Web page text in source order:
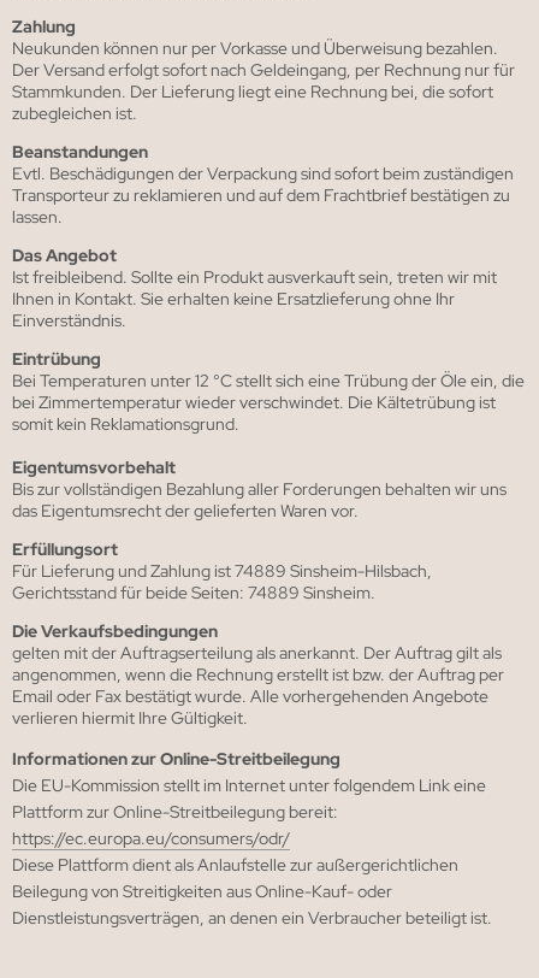
Zahlung
Neukunden können nur per Vorkasse und Überweisung bezahlen.
Der Versand erfolgt sofort nach Geldeingang, per Rechnung nur für
Stammkunden. Der Lieferung liegt eine Rechnung bei, die sofort
zubegleichen ist.
Beanstandungen
Evtl. Beschädigungen der Verpackung sind sofort beim zuständigen
Transporteur zu reklamieren und auf dem Frachtbrief bestätigen zu
lassen.
Das Angebot
Ist freibleibend. Sollte ein Produkt ausverkauft sein, treten wir mit
Ihnen in Kontakt. Sie erhalten keine Ersatzlieferung ohne Ihr
Einverständnis.
Eintrübung
Bei Temperaturen unter 12 °C stellt sich eine Trübung der Öle ein, die
bei Zimmertemperatur wieder verschwindet. Die Kältetrübung ist
somit kein Reklamationsgrund.
Eigentumsvorbehalt
Bis zur vollständigen Bezahlung aller Forderungen behalten wir uns
das Eigentumsrecht der gelieferten Waren vor.
Erfüllungsort
Für Lieferung und Zahlung ist 74889 Sinsheim-Hilsbach,
Gerichtsstand für beide Seiten: 74889 Sinsheim.
Die Verkaufsbedingungen
gelten mit der Auftragserteilung als anerkannt. Der Auftrag gilt als
angenommen, wenn die Rechnung erstellt ist bzw. der Auftrag per
Email oder Fax bestätigt wurde. Alle vorhergehenden Angebote
verlieren hiermit Ihre Gültigkeit.
Informationen zur Online-Streitbeilegung
Die EU-Kommission stellt im Internet unter folgendem Link eine
Plattform zur Online-Streitbeilegung bereit:
https://ec.europa.eu/consumers/odr/
Diese Plattform dient als Anlaufstelle zur außergerichtlichen
Beilegung von Streitigkeiten aus Online-Kauf- oder
Dienstleistungsverträgen, an denen ein Verbraucher beteiligt ist.